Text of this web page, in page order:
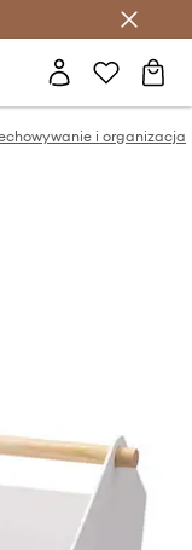
i organizacja